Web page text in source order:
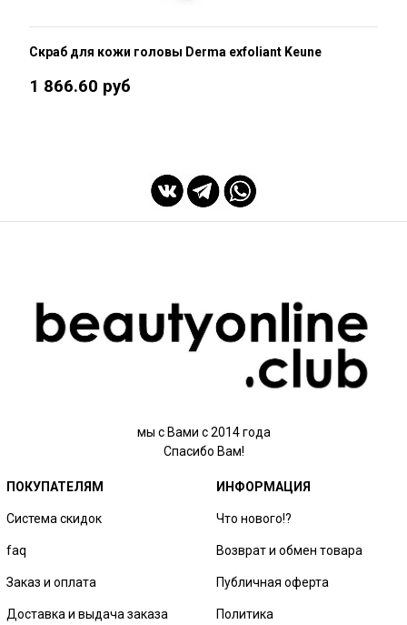
Скраб для кожи головы Derma exfoliant Keune
1 866.60 руб
мы с Вами с 2014 года
Спасибо Вам!
ПОКУПАТЕЛЯМ
Система скидок
faq
Заказ и оплата
Доставка и выдача заказа
ИНФОРМАЦИЯ
Что нового!?
Возврат и обмен товара
Публичная оферта
Политика